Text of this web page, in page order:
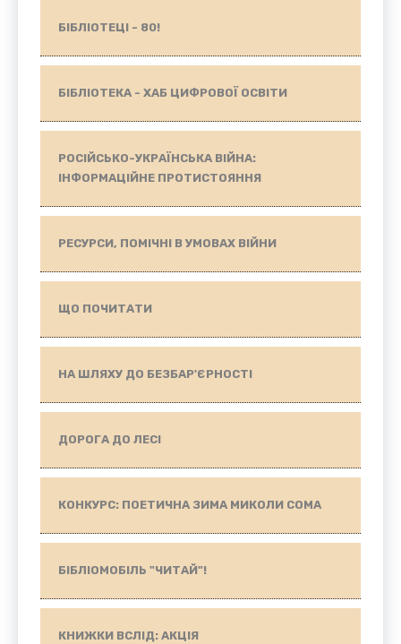
БІБЛІОТЕЦІ - 80!
БІБЛІОТЕКА - ХАБ ЦИФРОВОЇ ОСВІТИ
РОСІЙСЬКО-УКРАЇНСЬКА ВІЙНА:
ІНФОРМАЦІЙНЕ ПРОТИСТОЯННЯ
РЕСУРСИ, ПОМІЧНІ В УМОВАХ ВІЙНИ
ЩО ПОЧИТАТИ
НА ШЛЯХУ ДО БЕЗБАР'ЄРНОСТІ
ДОРОГА ДО ЛЕСІ
КОНКУРС: ПОЕТИЧНА ЗИМА МИКОЛИ СОМА
БІБЛІОМОБІЛЬ "ЧИТАЙ"!
КНИЖКИ ВСЛІД: АКЦІЯ